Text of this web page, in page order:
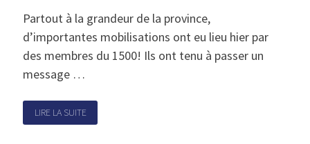
Partout à la grandeur de la province,
d’importantes mobilisations ont eu lieu hier par
des membres du 1500! Ils ont tenu à passer un
message …
LIRE LA SUITE